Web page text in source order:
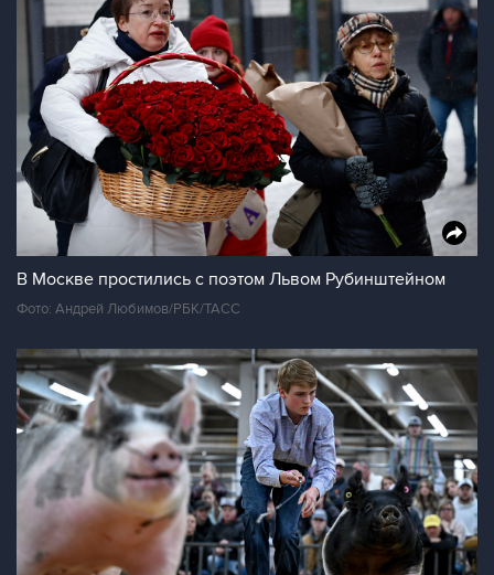
В Москве простились с поэтом Львом Рубинштейном
Фото: Андрей Любимов/РБК/ТАСС